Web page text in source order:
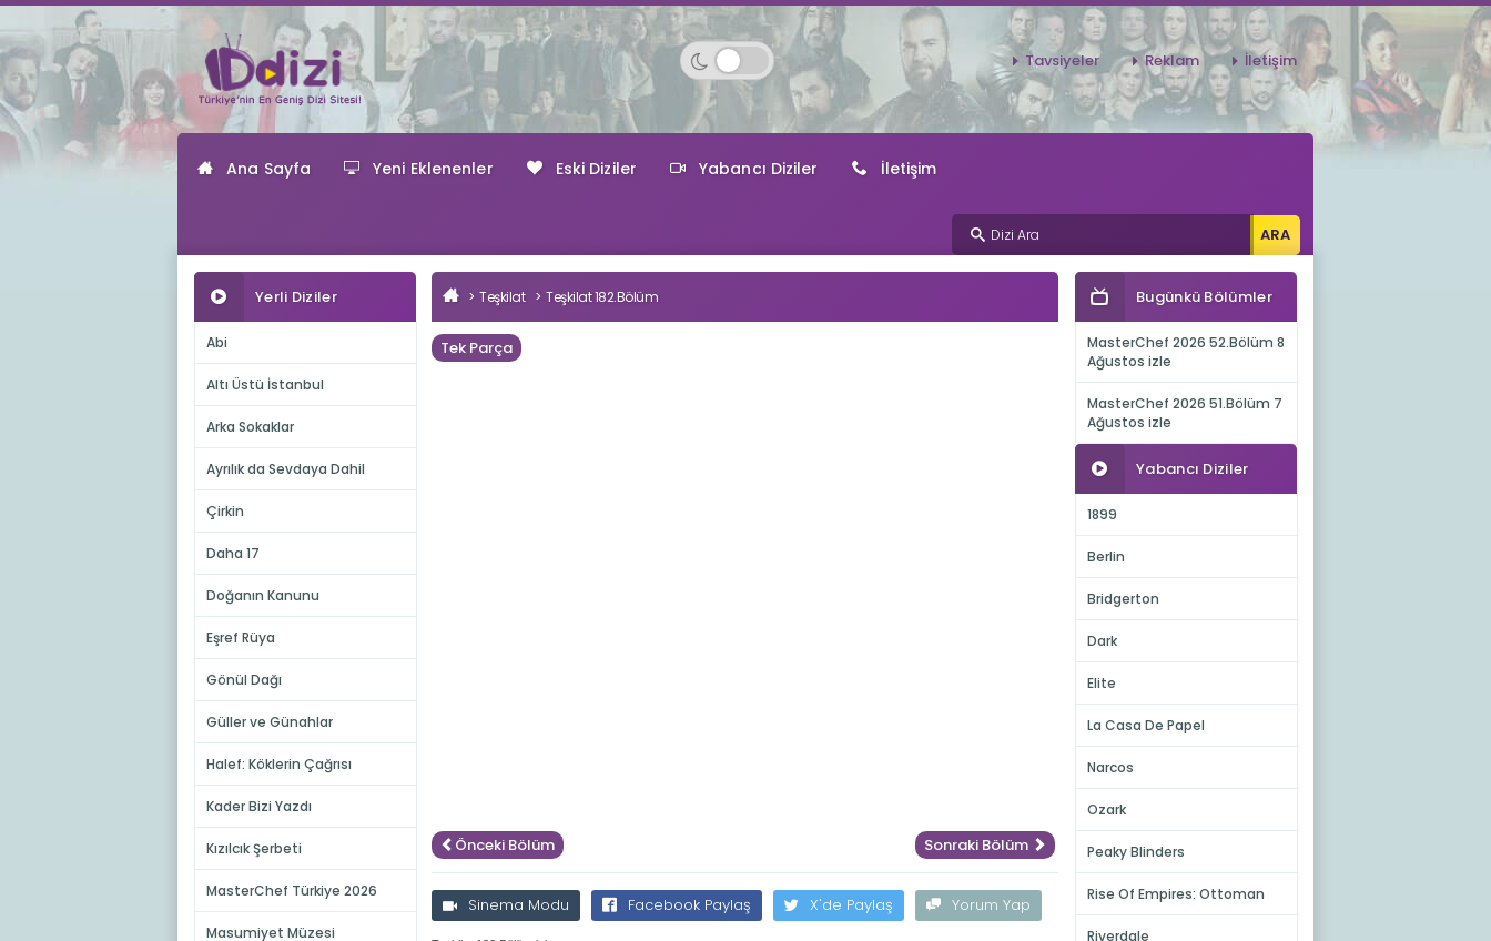
Tavsiyeler Reklam İletişim
Ana Sayfa Yeni Eklenenler Eski Diziler Yabancı Diziler İletişim
Yerli Diziler
Abi
Altı Üstü İstanbul
Arka Sokaklar
Ayrılık da Sevdaya Dahil
Çirkin
Daha 17
Doğanın Kanunu
Eşref Rüya
Gönül Dağı
Güller ve Günahlar
Halef: Köklerin Çağrısı
Kader Bizi Yazdı
Kızılcık Şerbeti
MasterChef Türkiye 2026
Masumiyet Müzesi
Teşkilat Teşkilat 182.Bölüm
Tek Parça
Önceki Bölüm Sonraki Bölüm
Sinema Modu Facebook Paylaş X'de Paylaş Yorum Yap
Bugünkü Bölümler
MasterChef 2026 52.Bölüm 8
Ağustos izle
MasterChef 2026 51.Bölüm 7
Ağustos izle
Yabancı Diziler
1899
Berlin
Bridgerton
Dark
Elite
La Casa De Papel
Narcos
Ozark
Peaky Blinders
Rise Of Empires: Ottoman
Riverdale